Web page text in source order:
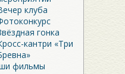
клуба
гонка
кантри «Три
фильмы